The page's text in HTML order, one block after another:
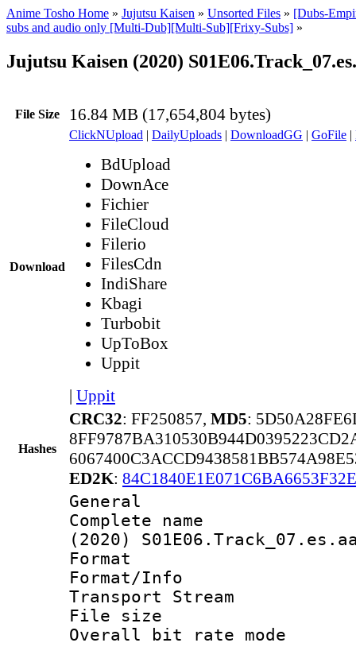
Anime Tosho Home » Jujutsu Kaisen » Unsorted Files » [Dubs-
subs and audio only [Multi-Dub][Multi-Sub][Frixy-Subs] »
Jujutsu Kaisen (2020)
File Size 16.84 MB (17,654,804 bytes)
Download
ClickNUpload | DailyUploads | DownloadGG | GoFile |
BdUpload
DownAce
Fichier
FileCloud
Filerio
FilesCdn
IndiShare
Kbagi
Turbobit
UpToBox
Uppit
| Uppit
Hashes
CRC32: FF250857, MD5:
ED2K:
General
Complete
(2020)
Format :
Format/Info
Transport Stream
File size :
Overall bit rate